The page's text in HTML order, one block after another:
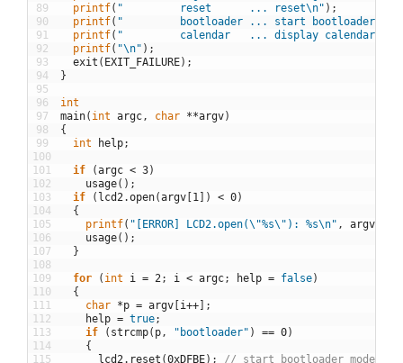
89
90
91
92
93
94
95
96
97
98
99
100
101
102
103
104
105
106
107
108
109
110
111
112
113
114
115
printf( "         reset      ... reset\n" ) ;
printf( "         bootloader ... start bootloader
printf( "         calendar   ... display calendar\n"
printf( "\n" ) ;
exit ( EXIT_FAILURE) ;
}
int
main( int argc, char **argv)
{
int
help;
if (argc < 3)
usage( ) ;
if
( lcd2.open(argv 1 ) < 0)
{
printf( "[ERROR] LCD2.open(\"%s\"): %s\n" , argv
usage( ) ;
}
for ( int i = 2; i < argc; help = false)
{
char *p = argv i++
;
help = true;
if
( strcmp( p, "bootloader" ) == 0)
{
lcd2. reset (0xDFBE) ;
// start bootloader mode